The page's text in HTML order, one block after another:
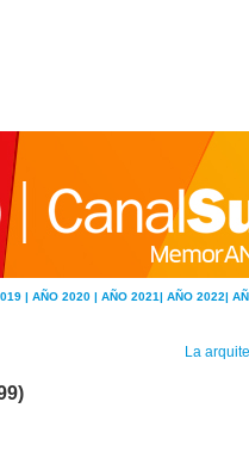
| AÑO 2020 | AÑO 2021| AÑO 2022|
La